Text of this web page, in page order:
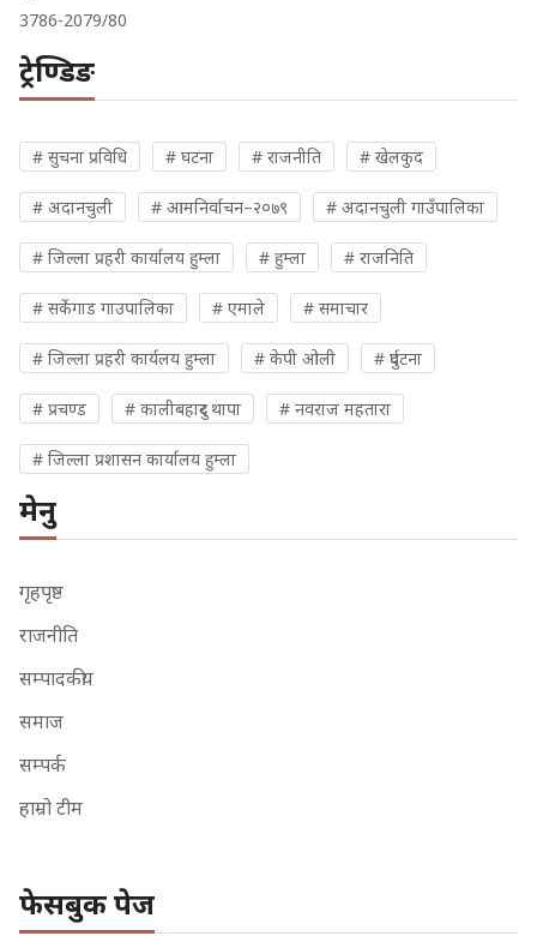
3786-2079/80
ट्रेण्डिङ
# सुचना प्रविधि # घटना # राजनीति # खेलकुद
# अदानचुली # आमनिर्वाचन–२०७९ # अदानचुली गाउँपालिका
# जिल्ला प्रहरी कार्यालय हुम्ला # हुम्ला # राजनिति
# सर्केगाड गाउपालिका # एमाले # समाचार
# जिल्ला प्रहरी कार्यलय हुम्ला # केपी ओली # दुर्घटना
# प्रचण्ड # कालीबहादुर थापा # नवराज महतारा
# जिल्ला प्रशासन कार्यालय हुम्ला
मेनु
गृहपृष्ठ
राजनीति
सम्पादकीय
समाज
सम्पर्क
हाम्रो टीम
फेसबुक पेज